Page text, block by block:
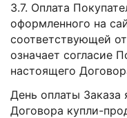
3.7. Оплата
оформленного на
соответствующей
означает согласие
настоящего
День оплаты Заказа
Договора купли-